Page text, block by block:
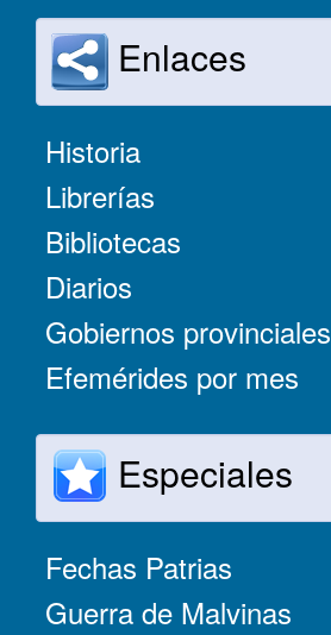
Enlaces
Historia
Librerías
Bibliotecas
Diarios
Gobiernos provinciales
Efemérides por mes
Especiales
Fechas Patrias
Guerra de Malvinas